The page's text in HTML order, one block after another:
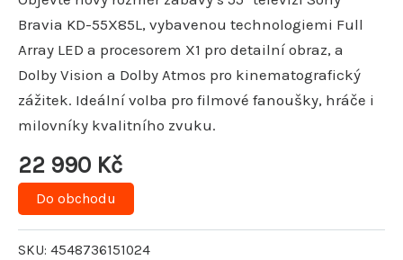
Bravia KD-55X85L, vybavenou technologiemi Full
Array LED a procesorem X1 pro detailní obraz, a
Dolby Vision a Dolby Atmos pro kinematografický
zážitek. Ideální volba pro filmové fanoušky, hráče i
milovníky kvalitního zvuku.
22 990 Kč
Do obchodu
SKU: 4548736151024